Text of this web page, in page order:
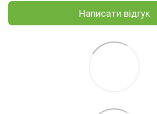
Написати відгук